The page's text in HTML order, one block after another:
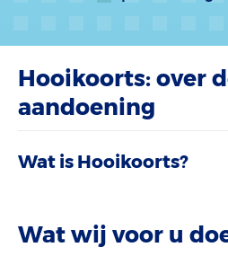
Hooikoorts: over
aandoening
Wat is Hooikoorts?
Wat wij voor u